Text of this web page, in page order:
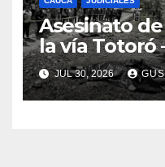
Asesinato
la vía Totoró
JUL 30, 2026